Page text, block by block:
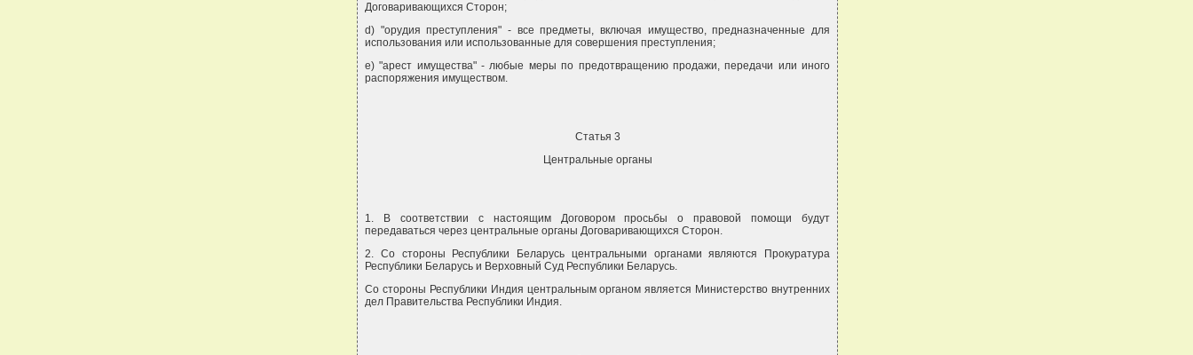
Договаривающихся Сторон;
d) "орудия преступления" - все предметы, включая имущество, предназначенные для
использования или использованные для совершения преступления;
e) "арест имущества" - любые меры по предотвращению продажи, передачи или иного
распоряжения имуществом.
Статья 3
Центральные органы
1. В соответствии с настоящим Договором просьбы о правовой помощи будут
передаваться через центральные органы Договаривающихся Сторон.
2. Со стороны Республики Беларусь центральными органами являются Прокуратура
Республики Беларусь и Верховный Суд Республики Беларусь.
Со стороны Республики Индия центральным органом является Министерство внутренних
дел Правительства Республики Индия.